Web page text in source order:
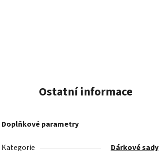
Ostatní informace
Doplňkové parametry
Kategorie
Dárkové sady